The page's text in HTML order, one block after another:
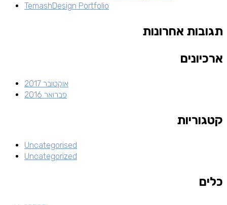
TemashDesign Portfolio
תגובות אחרונות
ארכיונים
אוקטובר 2017
פברואר 2016
קטגוריות
Uncategorised
Uncategorized
כלים